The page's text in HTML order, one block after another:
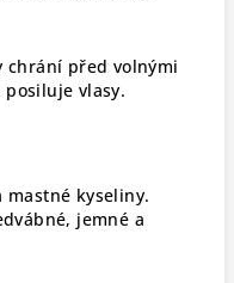
chrání před volnými
posiluje vlasy.
mastné kyseliny.
jemné a